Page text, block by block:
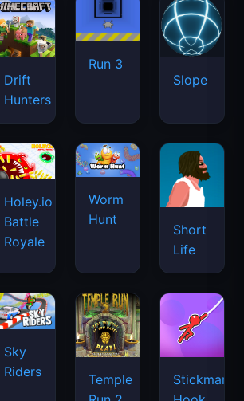
Drift
Hunters
Run 3
Slope
Holey.io
Battle
Royale
Worm
Hunt
Short
Life
Sky
Riders
Temple
Stickman